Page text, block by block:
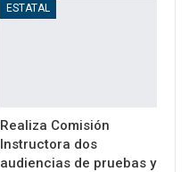
ESTATAL
Realiza Comisión
Instructora dos
audiencias de pruebas y